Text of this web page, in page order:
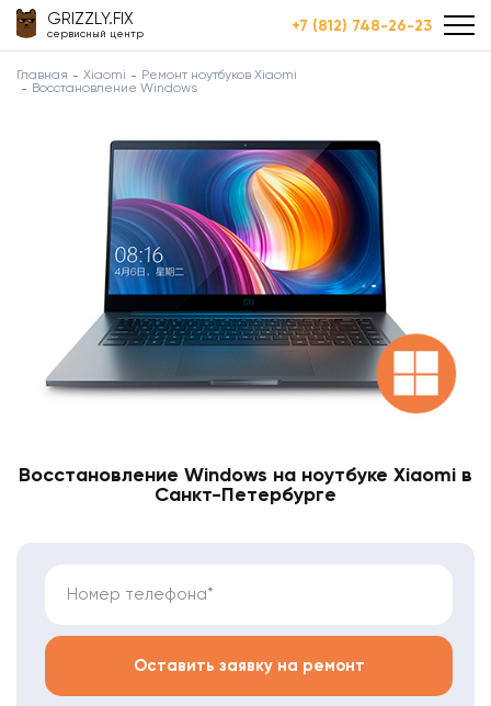
GRIZZLY.FIX
сервисный центр +7 (812) 748-26-23
Главная Xiaomi
Ремонт ноутбуков Xiaomi
Восстановление Windows
Восстановление Windows на ноутбуке Xiaomi в
Санкт-Петербурге
Номер телефона*
Оставить заявку на ремонт